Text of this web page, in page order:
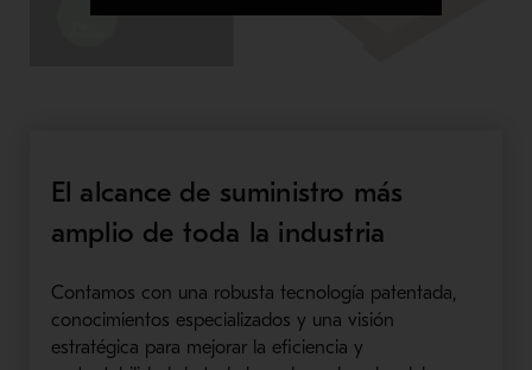
El alcance de suministro más
amplio de toda la industria
Contamos con una robusta tecnología patentada,
conocimientos especializados y una visión
estratégica para mejorar la eficiencia y